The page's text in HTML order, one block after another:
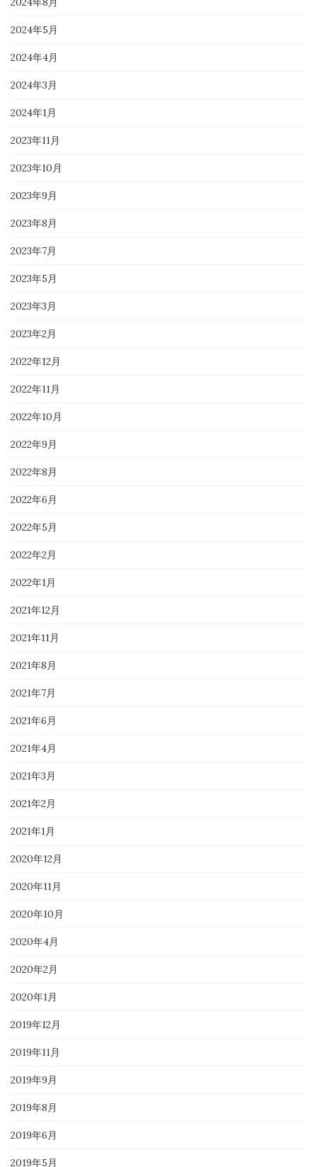
2024年5月
2024年4月
2024年3月
2024年1月
2023年11月
2023年10月
2023年9月
2023年8月
2023年7月
2023年5月
2023年3月
2023年2月
2022年12月
2022年11月
2022年10月
2022年9月
2022年8月
2022年6月
2022年5月
2022年2月
2022年1月
2021年12月
2021年11月
2021年8月
2021年7月
2021年6月
2021年4月
2021年3月
2021年2月
2021年1月
2020年12月
2020年11月
2020年10月
2020年4月
2020年2月
2020年1月
2019年12月
2019年11月
2019年9月
2019年8月
2019年6月
2019年5月